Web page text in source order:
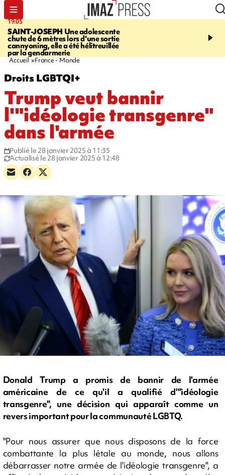
19:05
SAINT-JOSEPH Une adolescente
chute de 6 mètres lors d'une sortie
cannyoning, elle a été hélitreuillée
par la gendarmerie
20:44
rouée de coups,
Accueil France - Monde
Droits LGBTQI+
Trump veut bannir
l'"idéologie transgenre"
dans l'armée
Publié le 28 janvier 2025 à 11:35
Actualisé le 28 janvier 2025 à 12:48
Donald Trump a promis de bannir de l'armée
américaine de ce qu'il a qualifié d'"idéologie
transgenre", une décision qui apparaît comme un
revers important pour la communauté LGBTQ.
"Pour nous assurer que nous disposons de la force
combattante la plus létale au monde, nous allons
débarrasser notre armée de l'idéologie transgenre", a